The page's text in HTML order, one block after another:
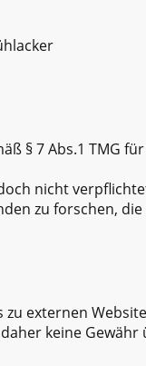
§ 7 Abs.1 TMG
nicht
zu forschen,
zu externen
keine